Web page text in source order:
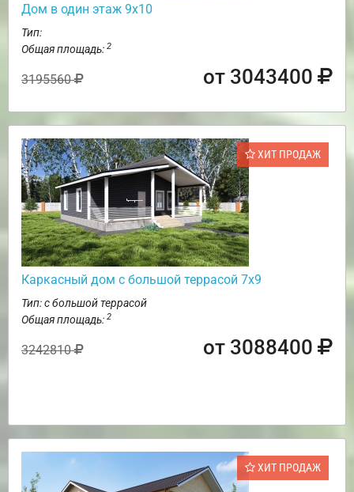
Дом в один этаж 9х10
Тип:
Общая площадь: 2
3195560 от 3043400
ХИТ ПРОДАЖ
Каркасный дом с большой террасой 7х9
Тип: с большой террасой
Общая площадь: 2
3242810 от 3088400
ХИТ ПРОДАЖ